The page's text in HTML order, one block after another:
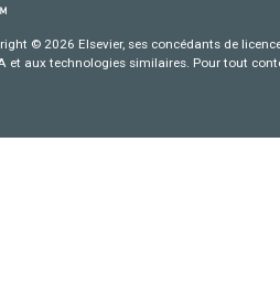
© 2026 Elsevier, ses concédants de
et aux technologies similaires. Pour tout